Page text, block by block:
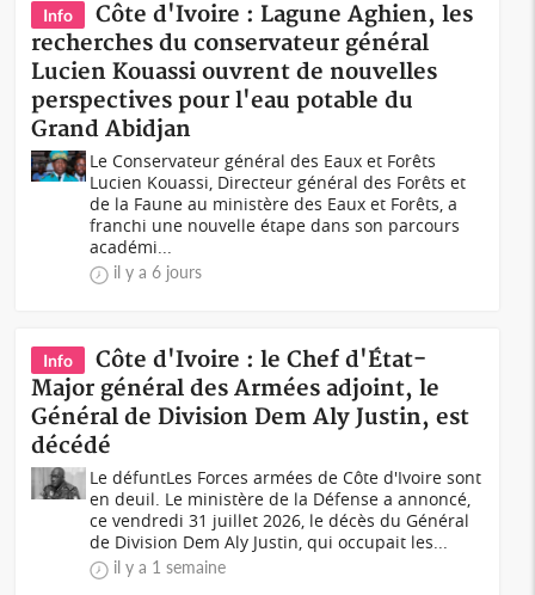
Info
Côte d'Ivoire : Lagune Aghien, les
recherches du conservateur général
Lucien Kouassi ouvrent de nouvelles
perspectives pour l'eau potable du
Grand Abidjan
Le Conservateur général des Eaux et Forêts
Lucien Kouassi, Directeur général des Forêts et
de la Faune au ministère des Eaux et Forêts, a
franchi une nouvelle étape dans son parcours
académi...
il y a 6 jours
Info
Côte d'Ivoire : le Chef d'État-
Major général des Armées adjoint, le
Général de Division Dem Aly Justin, est
décédé
Le défuntLes Forces armées de Côte d'Ivoire sont
en deuil. Le ministère de la Défense a annoncé,
ce vendredi 31 juillet 2026, le décès du Général
de Division Dem Aly Justin, qui occupait les...
il y a 1 semaine